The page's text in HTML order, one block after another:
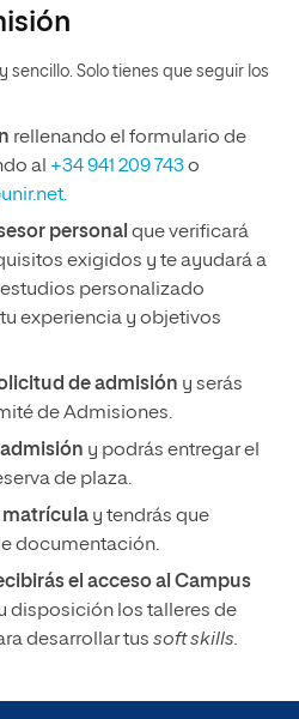
sencillo. Solo tienes que seguir los
rellenando el formulario de
al +34 941 209 743o
personal que verificará
exigidos y te ayudará a
personalizado
experiencia y objetivos
de admisión y serás
de Admisiones.
y podrás entregar el
de plaza.
matrícula y tendrás que
documentación.
el acceso al Campus
disposición los talleres de
desarrollar tus soft skills.